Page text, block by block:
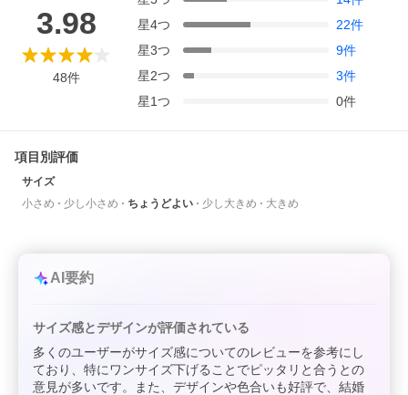
3.98
48件
星4つ 22件
星3つ 9件
星2つ 3件
星1つ 0件
項目別評価
サイズ
小さめ
少し小さめ ちょうどよい 少し大きめ 大きめ
AI要約
サイズ感とデザインが評価されている
多くのユーザーがサイズ感についてのレビューを参考にし
ており、特にワンサイズ下げることでピッタリと合うとの
意見が多いです。また、デザインや色合いも好評で、結婚